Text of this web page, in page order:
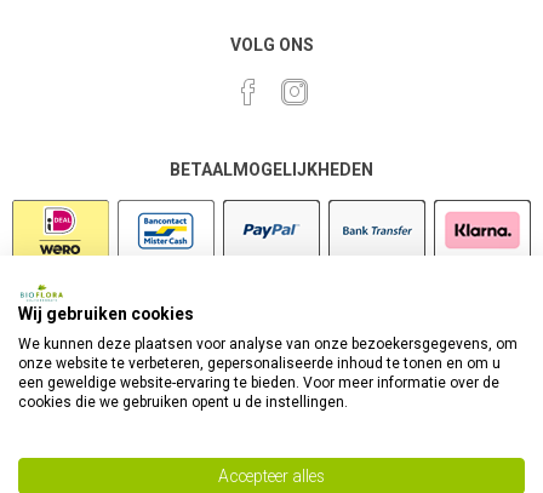
VOLG ONS
BETAALMOGELIJKHEDEN
Wij gebruiken cookies
We kunnen deze plaatsen voor analyse van onze bezoekersgegevens, om
onze website te verbeteren, gepersonaliseerde inhoud te tonen en om u
een geweldige website-ervaring te bieden. Voor meer informatie over de
cookies die we gebruiken opent u de instellingen.
Accepteer alles